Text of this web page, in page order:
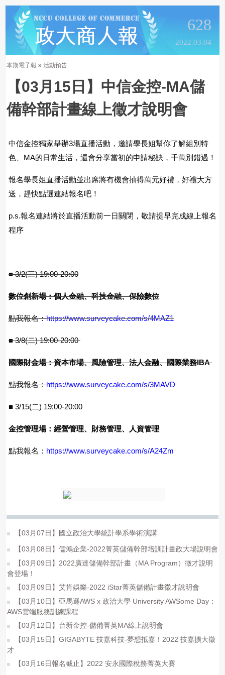
628
2022.03.04
本期電子報 » 活動預告
【03月15日】中信金控-MA儲
備幹部計畫線上徵才說明會
中信金控獨家舉辦3場直播活動，邀請學長姐幫你了解組別特
色、MA的日常生活，還會分享當初的申請秘訣，千萬別錯過！
報名學長姐直播活動並出席將有機會抽得萬元好禮，好禮大方
送，趕快點選連結報名吧！
p.s.報名連結將於直播活動前一日關閉，敬請提早完成線上報名
程序
■ 3/2(三) 19:00-20:00
數位創新場：個人金融、科技金融、保險數位
點我報名：https://www.surveycake.com/s/4MAZ1
■ 3/8(二) 19:00-20:00
國際財金場：資本市場、風險管理、法人金融、國際業務IBA
點我報名：https://www.surveycake.com/s/3MAVD
■ 3/15(二) 19:00-20:00
金控管理場：經營管理、財務管理、人資管理
點我報名： https://www.surveycake.com/s/A24Zm
【03月07日】國立政治大學統計學系學術演講
【03月08日】儒鴻企業-2022菁英儲備幹部培訓計畫政大場說明會
【03月09日】2022廣達儲備幹部計畫（MA Program）徵才說明
會登場！
【03月09日】艾肯娛樂-2022 iStar菁英儲備計畫徵才說明會
【03月10日】亞馬遜AWS x 政治大學 University AWSome Day：
AWS雲端服務訓練課程
【03月12日】台新金控-儲備菁英MA線上說明會
【03月15日】GIGABYTE 技嘉科技-夢想抵嘉！2022 技嘉擴大徵
才
【03月16日報名截止】2022 安永國際稅務菁英大賽